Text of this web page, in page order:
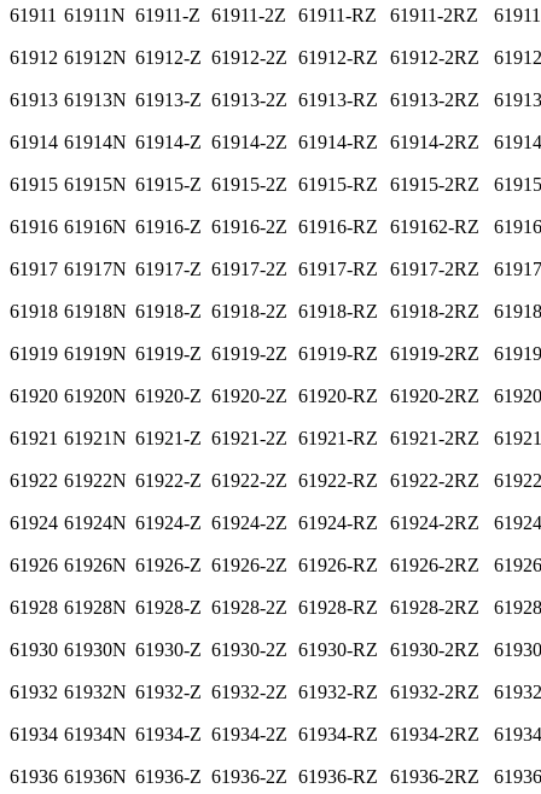
61911 61911N 61911-Z 61911-2Z 61911-RZ 61911-2RZ
61912 61912N 61912-Z 61912-2Z 61912-RZ 61912-2RZ
61913 61913N 61913-Z 61913-2Z 61913-RZ 61913-2RZ
61914 61914N 61914-Z 61914-2Z 61914-RZ 61914-2RZ
61915 61915N 61915-Z 61915-2Z 61915-RZ 61915-2RZ
61916 61916N 61916-Z 61916-2Z 61916-RZ 619162-RZ
61917 61917N 61917-Z 61917-2Z 61917-RZ 61917-2RZ
61918 61918N 61918-Z 61918-2Z 61918-RZ 61918-2RZ
61919 61919N 61919-Z 61919-2Z 61919-RZ 61919-2RZ
61920 61920N 61920-Z 61920-2Z 61920-RZ 61920-2RZ
61921 61921N 61921-Z 61921-2Z 61921-RZ 61921-2RZ
61922 61922N 61922-Z 61922-2Z 61922-RZ 61922-2RZ
61924 61924N 61924-Z 61924-2Z 61924-RZ 61924-2RZ
61926 61926N 61926-Z 61926-2Z 61926-RZ 61926-2RZ
61928 61928N 61928-Z 61928-2Z 61928-RZ 61928-2RZ
61930 61930N 61930-Z 61930-2Z 61930-RZ 61930-2RZ
61932 61932N 61932-Z 61932-2Z 61932-RZ 61932-2RZ
61934 61934N 61934-Z 61934-2Z 61934-RZ 61934-2RZ
61936 61936N 61936-Z 61936-2Z 61936-RZ 61936-2RZ